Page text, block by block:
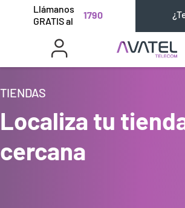
Llámanos
GRATIS al
1790
TIENDAS
Localiza tu
cercana